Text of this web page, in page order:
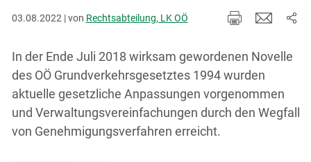
03.08.2022 | von Rechtsabteilung, LK OÖ
In der Ende Juli 2018 wirksam gewordenen Novelle
des OÖ Grundverkehrsgesetztes 1994 wurden
aktuelle gesetzliche Anpassungen vorgenommen
und Verwaltungsvereinfachungen durch den Wegfall
von Genehmigungsverfahren erreicht.